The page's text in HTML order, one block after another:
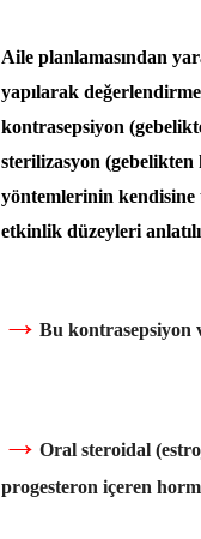
Aile planlamasından
yapılarak
kontrasepsiyon
sterilizasyon (gebelikten
yöntemlerinin kendisine
etkinlik düzeyleri
→ Bu kontrasepsiyon
→ Oral steroidal
progesteron içeren